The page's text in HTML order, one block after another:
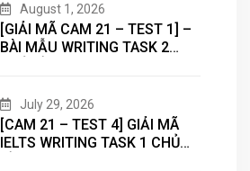
August 1, 2026
[GIẢI MÃ CAM 21 – TEST 1] –
BÀI MẪU WRITING TASK 2
July 29, 2026
[CAM 21 – TEST 4] GIẢI MÃ
IELTS WRITING TASK 1 CHỦ